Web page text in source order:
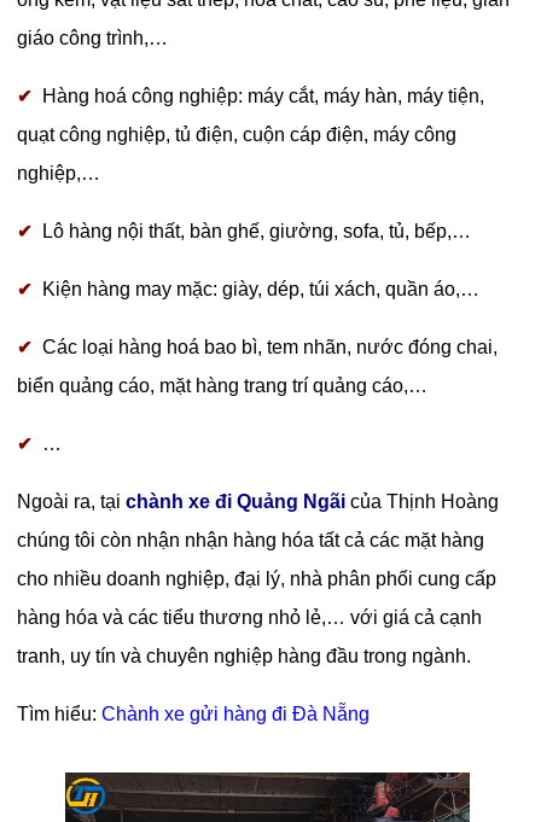
giáo công trình,…
✔
Hàng hoá công nghiệp: máy cắt, máy hàn, máy tiện,
quạt công nghiệp, tủ điện, cuộn cáp điện, máy công
nghiệp,…
✔ Lô hàng nội thất, bàn ghế, giường, sofa, tủ, bếp,…
✔ Kiện hàng may mặc: giày, dép, túi xách, quần áo,…
✔Các loại hàng hoá bao bì, tem nhãn, nước đóng chai,
biển quảng cáo, mặt hàng trang trí quảng cáo,…
✔ …
Ngoài ra, tạichành xe đi Quảng Ngãi của Thịnh Hoàng
chúng tôi còn nhận nhận hàng hóa tất cả các mặt hàng
cho nhiều doanh nghiệp, đại lý, nhà phân phối cung cấp
hàng hóa và các tiểu thương nhỏ lẻ,… với giá cả cạnh
tranh, uy tín và chuyên nghiệp hàng đầu trong ngành.
Tìm hiểu:Chành xe gửi hàng đi Đà Nẵng